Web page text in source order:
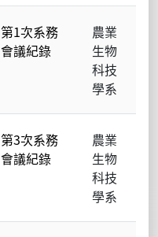
第1次系務
會議紀錄
農業
生物
科技
學系
第3次系務
會議紀錄
農業
生物
科技
學系